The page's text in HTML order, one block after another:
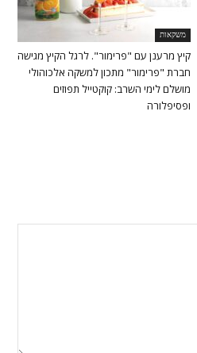
משקאות
קיץ מרענן עם "פרימור". לרגל הקיץ מגישה
חברת "פרימור" מתכון למשקה אלכוהולי
מושלם לימי השרב: קוקטייל תפוזים
ופסיפלורה